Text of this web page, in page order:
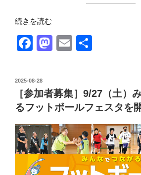
“［レ
ー
み
ん
な
つ
な
が
続きを読む
F
c
e
b
o
o
k
M
o
d
o
n
E
投
日:
2025-08-28
［参加者募集］9/27（土）
るフットボールフェスタを